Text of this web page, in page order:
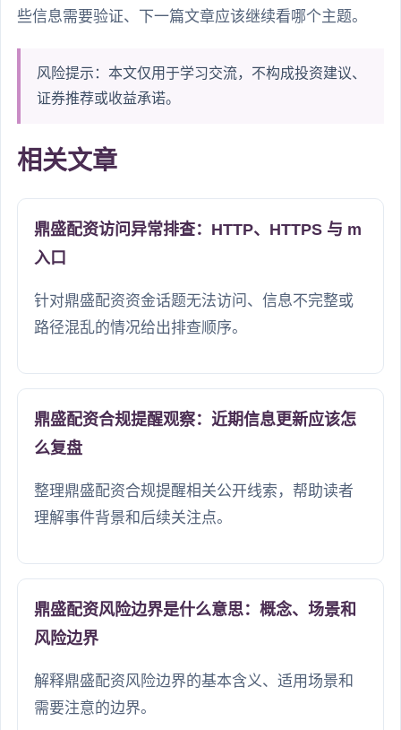
些信息需要验证、下一篇文章应该继续看哪个主题。
风险提示：本文仅用于学习交流，不构成投资建议、
证券推荐或收益承诺。
相关文章
鼎盛配资访问异常排查：HTTP、HTTPS 与 m
入口
针对鼎盛配资资金话题无法访问、信息不完整或
路径混乱的情况给出排查顺序。
鼎盛配资合规提醒观察：近期信息更新应该怎
么复盘
整理鼎盛配资合规提醒相关公开线索，帮助读者
理解事件背景和后续关注点。
鼎盛配资风险边界是什么意思：概念、场景和
风险边界
解释鼎盛配资风险边界的基本含义、适用场景和
需要注意的边界。